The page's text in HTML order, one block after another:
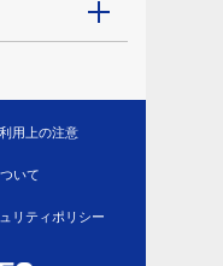
用上の注意
いて
リティポリシー